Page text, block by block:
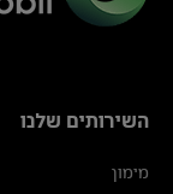
השירותים שלנו
מימון